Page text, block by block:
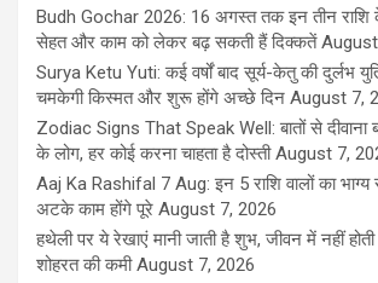
Budh Gochar 2026: 16 अगस्त तक इन तीन राशि
सेहत और काम को लेकर बढ़ सकती हैं दिक्कतें
Surya Ketu Yuti: कई वर्षों बाद सूर्य-केतु की दुर्लभ
चमकेगी किस्मत और शुरू होंगे अच्छे दिन August 7,
Zodiac Signs That Speak Well: बातों से दीवाना
के लोग, हर कोई करना चाहता है दोस्ती August 7,
Aaj Ka Rashifal 7 Aug: इन 5 राशि वालों का भाग्य
अटके काम होंगे पूरे August 7, 2026
हथेली पर ये रेखाएं मानी जाती है शुभ, जीवन में नहीं
शोहरत की कमी August 7, 2026